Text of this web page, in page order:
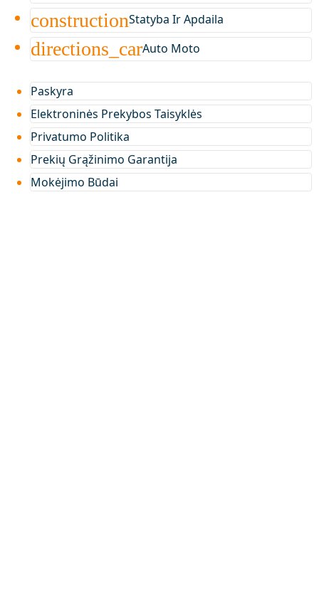
constructionStatyba Ir Apdaila
directions_carAuto Moto
Paskyra
Elektroninės Prekybos Taisyklės
Privatumo Politika
Prekių Grąžinimo Garantija
Mokėjimo Būdai